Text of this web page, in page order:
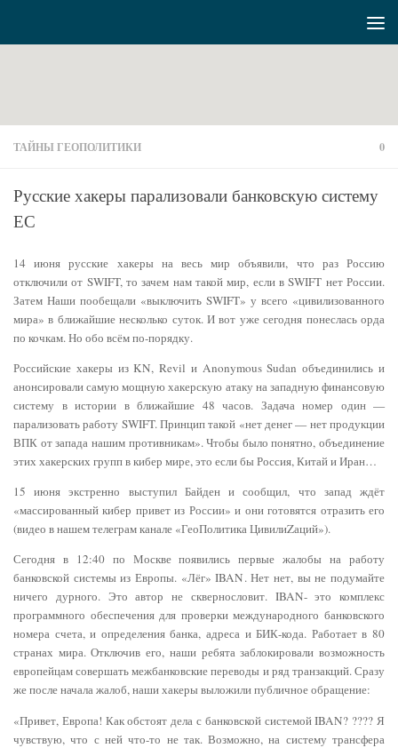
ТАЙНЫ ГЕОПОЛИТИКИ 0
Русские хакеры парализовали банковскую систему
ЕС
14 июня русские хакеры на весь мир объявили, что раз Россию
отключили от SWIFT, то зачем нам такой мир, если в SWIFT нет России.
Затем Наши пообещали «выключить SWIFT» у всего «цивилизованного
мира» в ближайшие несколько суток. И вот уже сегодня понеслась орда
по кочкам. Но обо всём по-порядку.
Российские хакеры из KN, Revil и Anonymous Sudan объединились и
анонсировали самую мощную хакерскую атаку на западную финансовую
систему в истории в ближайшие 48 часов. Задача номер один —
парализовать работу SWIFT. Принцип такой «нет денег — нет продукции
ВПК от запада нашим противникам». Чтобы было понятно, объединение
этих хакерских групп в кибер мире, это если бы Россия, Китай и Иран…
15 июня экстренно выступил Байден и сообщил, что запад ждёт
«массированный кибер привет из России» и они готовятся отразить его
(видео в нашем телеграм канале «ГеоПолитика ЦивилиZаций»).
Сегодня в 12:40 по Москве появились первые жалобы на работу
банковской системы из Европы. «Лёг» IBAN. Нет нет, вы не подумайте
ничего дурного. Это автор не сквернословит. IBAN- это комплекс
программного обеспечения для проверки международного банковского
номера счета, и определения банка, адреса и БИК-кода. Работает в 80
странах мира. Отключив его, наши ребята заблокировали возможность
европейцам совершать межбанковские переводы и ряд транзакций. Сразу
же после начала жалоб, наши хакеры выложили публичное обращение:
«Привет, Европа! Как обстоят дела с банковской системой IBAN? ???? Я
чувствую, что с ней что-то не так. Возможно, на систему трансфера